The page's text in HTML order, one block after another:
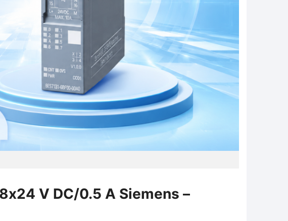
V DC/0.5 A Siemens –